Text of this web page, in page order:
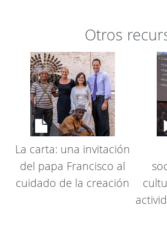
Otros
La carta: una invitación
del papa Francisco al
cuidado de la creación